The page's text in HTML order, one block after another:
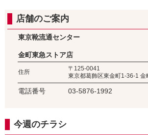
店舗のご案内
東京靴流通センター
金町東急ストア店
住所
〒125-0041
東京都葛飾区東金町1-36-1 金
電話番号 03-5876-1992
今週のチラシ